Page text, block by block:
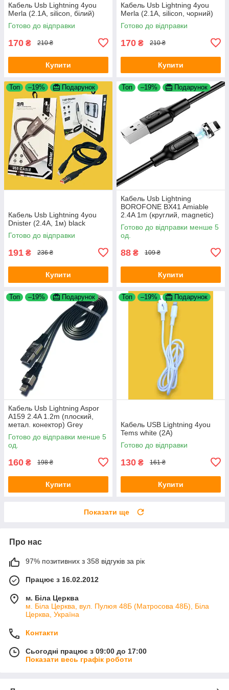
Кабель Usb Lightning 4you
Merla (2.1A, silicon, білий)
Готово до відправки
170 ₴ 210 ₴
Купити
Кабель Usb Lightning 4you
Merla (2.1A, silicon, чорний)
Готово до відправки
170 ₴ 210 ₴
Купити
Топ –19% Подарунок
Кабель Usb Lightning 4you
Dnister (2.4A, 1м) black
Готово до відправки
191 ₴ 236 ₴
Купити
Топ –19% Подарунок
Кабель Usb Lightning
BOROFONE BX41 Amiable
2.4A 1m (круглий, magnetic)
Black
Готово до відправки менше 5
од.
88 ₴ 109 ₴
Купити
Топ –19% Подарунок
Кабель Usb Lightning Aspor
A159 2.4A 1.2m (плоский,
метал. конектор) Grey
Готово до відправки менше 5
од.
160 ₴ 198 ₴
Купити
Топ –19% Подарунок
Кабель USB Lightning 4you
Tems white (2A)
Готово до відправки
130 ₴ 161 ₴
Купити
Показати ще
Про нас
97% позитивних з 358 відгуків за рік
Працює з 16.02.2012
м. Біла Церква
м. Біла Церква, вул. Пулюя 48Б (Матросова 48Б), Біла
Церква, Україна
Контакти
Сьогодні працює з 09:00 до 17:00
Показати весь графік роботи